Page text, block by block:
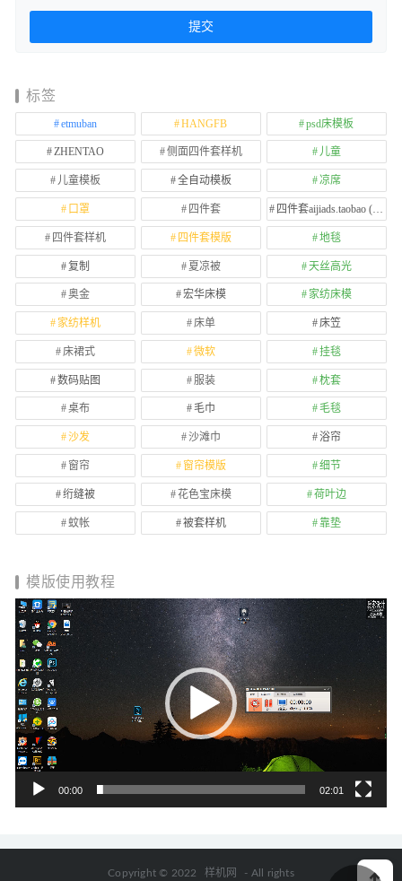
标签
etmuban HANGFB psd床模板
ZHENTAO 侧面四件套样机 儿童
儿童模板 全自动模板 凉席
口罩 四件套 四件套aijiads.taobao (1639)
四件套样机 四件套模版 地毯
复制 夏凉被 天丝高光
奥金 宏华床模 家纺床模
家纺样机 床单 床笠
床裙式 微软 挂毯
数码贴图 服装 枕套
桌布 毛巾 毛毯
沙发 沙滩巾 浴帘
窗帘 窗帘模版 细节
绗缝被 花色宝床模 荷叶边
蚊帐 被套样机 靠垫
模版使用教程
视
频
播
放
器
00:00 02:01
Copyright © 2022 样机网 - All rights